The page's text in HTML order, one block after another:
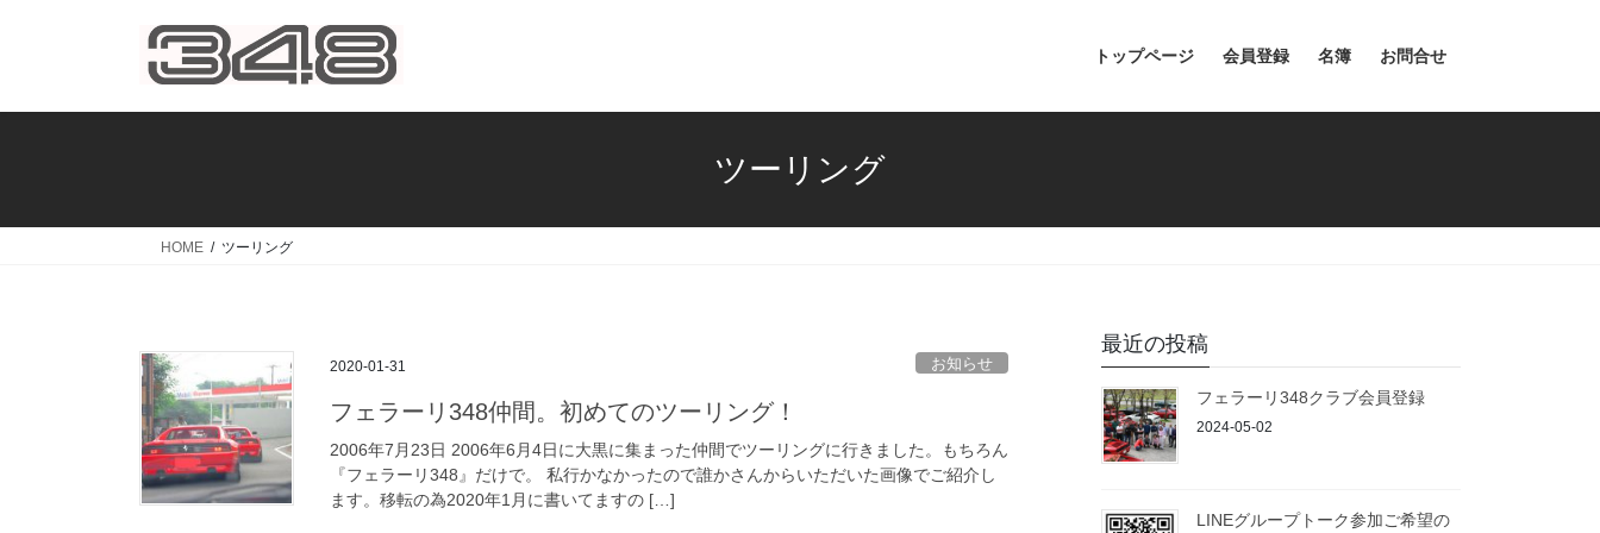
トップページ 会員登録 名簿 お問合せ
ツーリング
HOME ツーリング
2020-01-31 お知らせ
フェラーリ348仲間。初めてのツーリング！
2006年7月23日 2006年6月4日に大黒に集まった仲間でツーリングに行きました。もちろん
『フェラーリ348』だけで。 私行かなかったので誰かさんからいただいた画像でご紹介し
ます。移転の為2020年1月に書いてますの […]
最近の投稿
フェラーリ348クラブ会員登録
2024-05-02
LINEグループトーク参加ご希望の